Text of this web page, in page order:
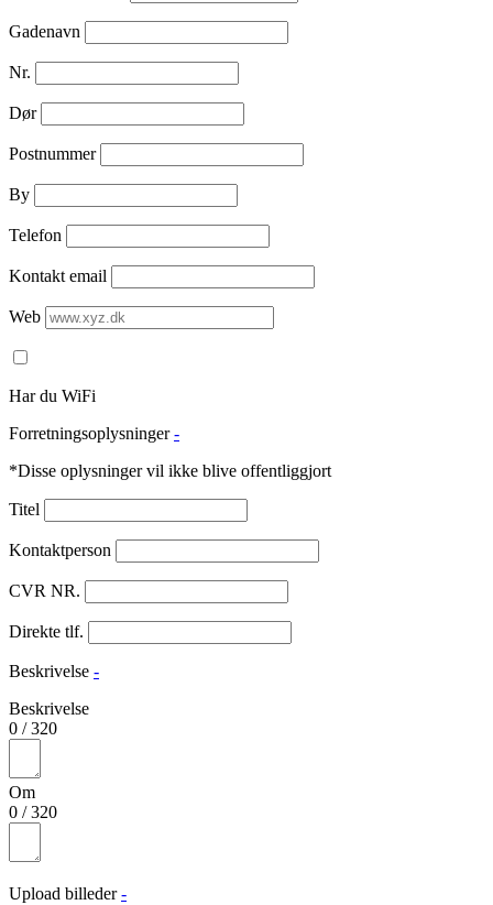
Gadenavn
Nr.
Dør
Postnummer
By
Telefon
Kontakt email
Web
Har du WiFi
Forretningsoplysninger -
*Disse oplysninger vil ikke blive offentliggjort
Titel
Kontaktperson
CVR NR.
Direkte tlf.
Beskrivelse -
Beskrivelse
0 /320
Om
0 /320
Upload billeder -